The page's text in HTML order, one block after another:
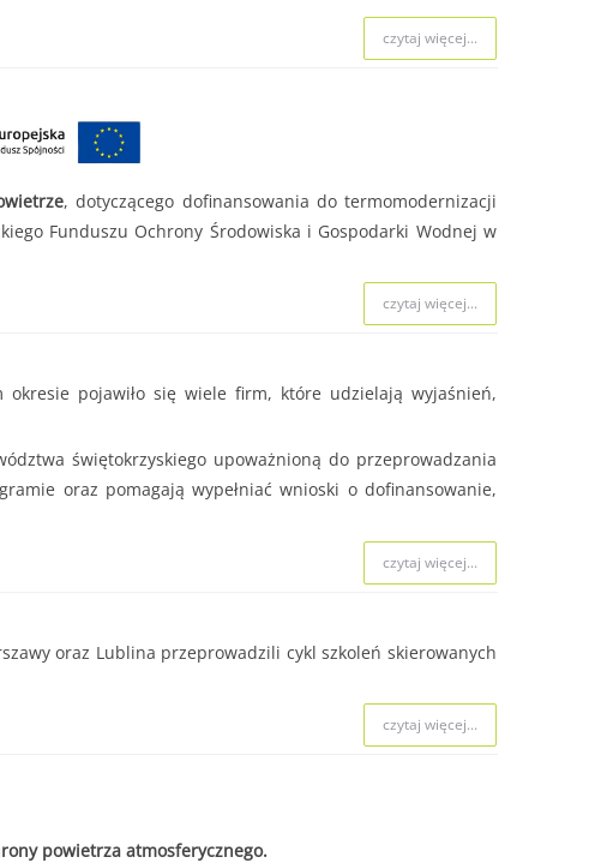
naboru.
zł.
czytaj więcej...
czytaj więcej...
, dotyczącego dofinansowania do termomodernizacji
Funduszu Ochrony Środowiska i Gospodarki Wodnej w
czytaj więcej...
pojawiło się wiele firm, które udzielają wyjaśnień,
świętokrzyskiego upoważnioną do przeprowadzania
oraz pomagają wypełniać wnioski o dofinansowanie,
czytaj więcej...
oraz Lublina przeprowadzili cykl szkoleń skierowanych
czytaj więcej...
powietrza atmosferycznego.